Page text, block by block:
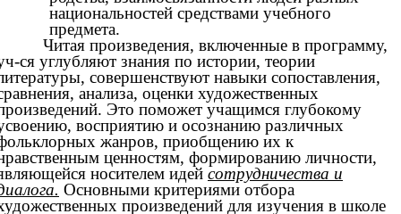
национальностей средствами учебного
предмета.
Читая произведения, включенные в программу,
ся углубляют знания по истории, теории
совершенствуют навыки сопоставления,
анализа, оценки художественных
Это поможет учащимся глубокому
восприятию и осознанию различных
жанров, приобщению их к
ценностям, формированию личности,
носителем идей сотрудничества и
Основными критериями отбора
произведений для изучения в школе